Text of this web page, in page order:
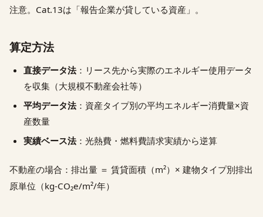
注意。Cat.13は「報告企業が貸している資産」。
算定方法
直接データ法：リース先から実際のエネルギー使用データ
を収集（大規模不動産会社等）
平均データ法：資産タイプ別の平均エネルギー消費量×資
産数量
実績ベース法：光熱費・燃料費請求実績から逆算
不動産の場合：排出量 ＝ 賃貸面積（m²）× 建物タイプ別排出
原単位（kg-CO₂e/m²/年）